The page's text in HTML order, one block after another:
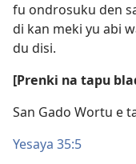
fu ondrosuku den
di kan meki yu abi
du disi.
[Prenki na tapu
San Gado Wortu e
Yesaya 35:5